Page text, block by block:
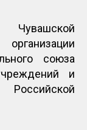
союза
и
Российской